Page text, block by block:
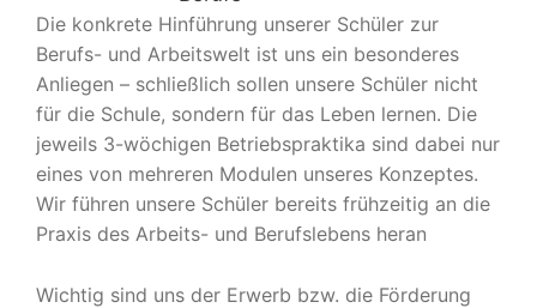
Die konkrete Hinführung unserer Schüler zur
Berufs- und Arbeitswelt ist uns ein besonderes
Anliegen – schließlich sollen unsere Schüler nicht
für die Schule, sondern für das Leben lernen. Die
jeweils 3-wöchigen Betriebspraktika sind dabei nur
eines von mehreren Modulen unseres Konzeptes.
Wir führen unsere Schüler bereits frühzeitig an die
Praxis des Arbeits- und Berufslebens heran
Wichtig sind uns der Erwerb bzw. die Förderung